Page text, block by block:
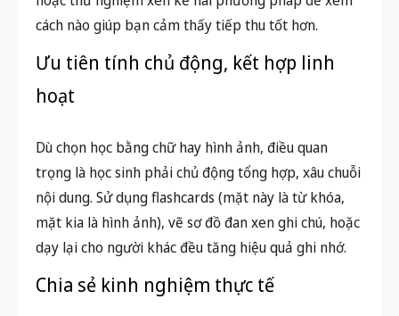
Dù chọn học bằng chữ hay hình ảnh, điều quan
trọng là học sinh phải chủ động tổng hợp, xâu chuỗi
nội dung. Sử dụng flashcards (mặt này là từ khóa,
dạy lại cho người khác đều tăng hiệu quả ghi nhớ.
Chia sẻ kinh nghiệm thực tế
Rất nhiều học sinh tại NovaTeen chia sẻ, việc dùng
sổ tay với ý chính ngắn gọn song song với sơ đồ
màu sắc đã giúp các bạn giảm 40-50% thời gian ôn
tập cho kỳ thi học kỳ. Dù mỗi người mỗi kiểu học